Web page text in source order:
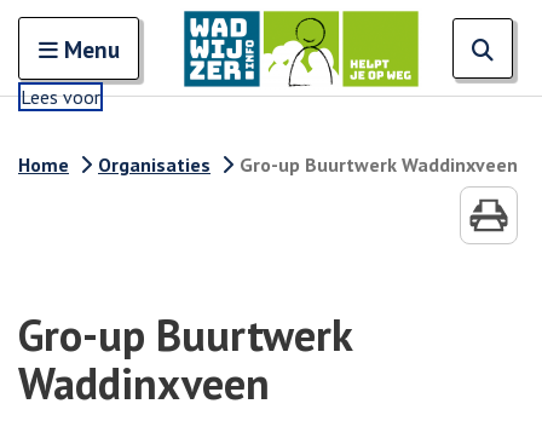
Open en sluit het
Menu
Lees voor
Home Organisaties Gro-up Buurtwerk Waddinxveen
Gro-up Buurtwerk
Waddinxveen